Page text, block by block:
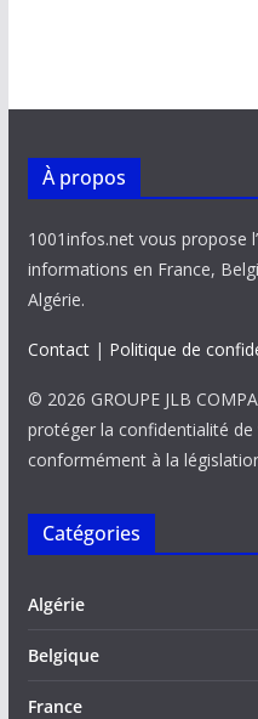
À propos
1001infos.net vous propose
informations en France,
Algérie.
Contact| Politique de
© 2026 GROUPE JLB
protéger la confidentialité
conformément à la
Catégories
Algérie
Belgique
France